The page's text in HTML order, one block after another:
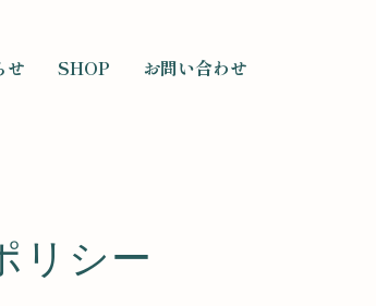
せ SHOP お問い合わせ
リシー